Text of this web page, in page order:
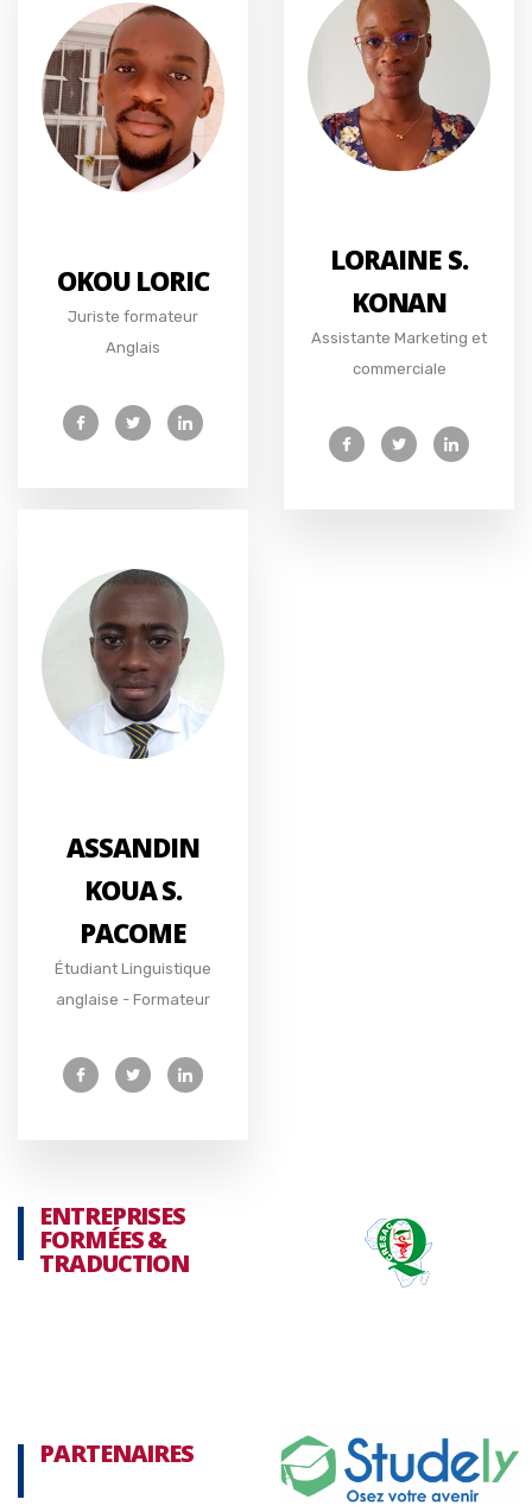
OKOU LORIC
Juriste formateur
Anglais
LORAINE S.
KONAN
Assistante Marketing et
commerciale
ASSANDIN
KOUA S.
PACOME
Étudiant Linguistique
anglaise - Formateur
ENTREPRISES
FORMÉES &
TRADUCTION
PARTENAIRES